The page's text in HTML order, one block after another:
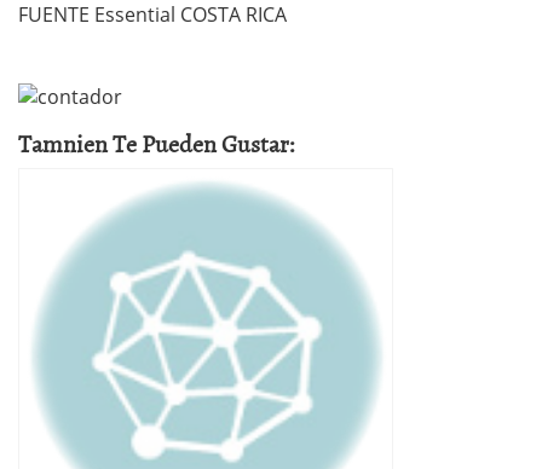
FUENTE Essential COSTA RICA
Tamnien Te Pueden Gustar: